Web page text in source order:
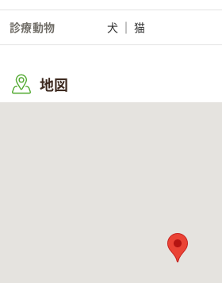
診療動物 犬 猫
地図